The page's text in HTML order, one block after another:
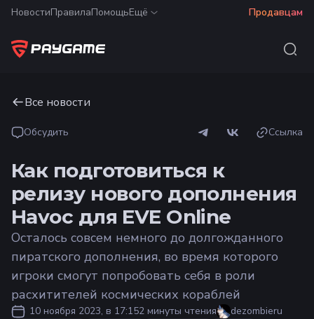
НовостиПравилаПомощьЕщё Продавцам
Все новости
Обсудить Ссылка
Как подготовиться к
релизу нового дополнения
Havoc для EVE Online
Осталось совсем немного до долгожданного
пиратского дополнения, во время которого
игроки смогут попробовать себя в роли
расхитителей космических кораблей
10 ноября 2023, в 17:152 минуты чтения
dezombieru